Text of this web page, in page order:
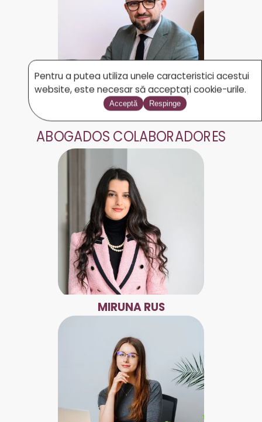
TUDOR GRIGOREAN
ABOGADOS COLABORADORES
MIRUNA RUS
Pentru a putea utiliza unele caracteristici acestui
website, este necesar să acceptați cookie-urile.
Acceptă Respinge